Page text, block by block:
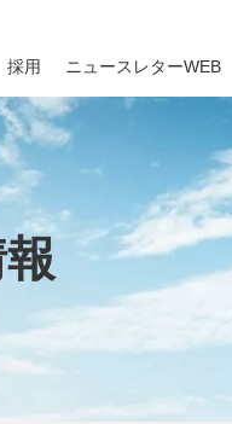
採用 ニュースレターWEB